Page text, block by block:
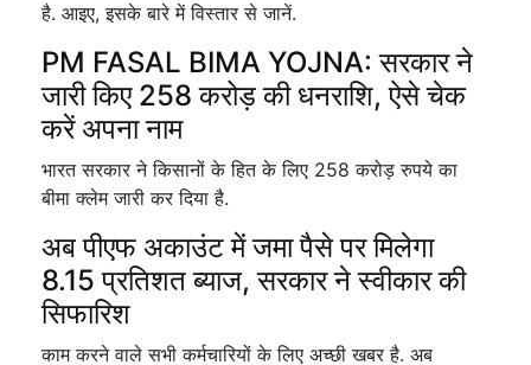
है. आइए, इसके बारे में विस्तार से जानें.
PM FASAL BIMA YOJNA: सरकार ने
जारी किए 258 करोड़ की धनराशि, ऐसे चेक
करें अपना नाम
भारत सरकार ने किसानों के हित के लिए 258 करोड़ रुपये का
बीमा क्लेम जारी कर दिया है.
अब पीएफ अकाउंट में जमा पैसे पर मिलेगा
8.15 प्रतिशत ब्याज, सरकार ने स्वीकार की
सिफारिश
काम करने वाले सभी कर्मचारियों के लिए अच्छी खबर है. अब